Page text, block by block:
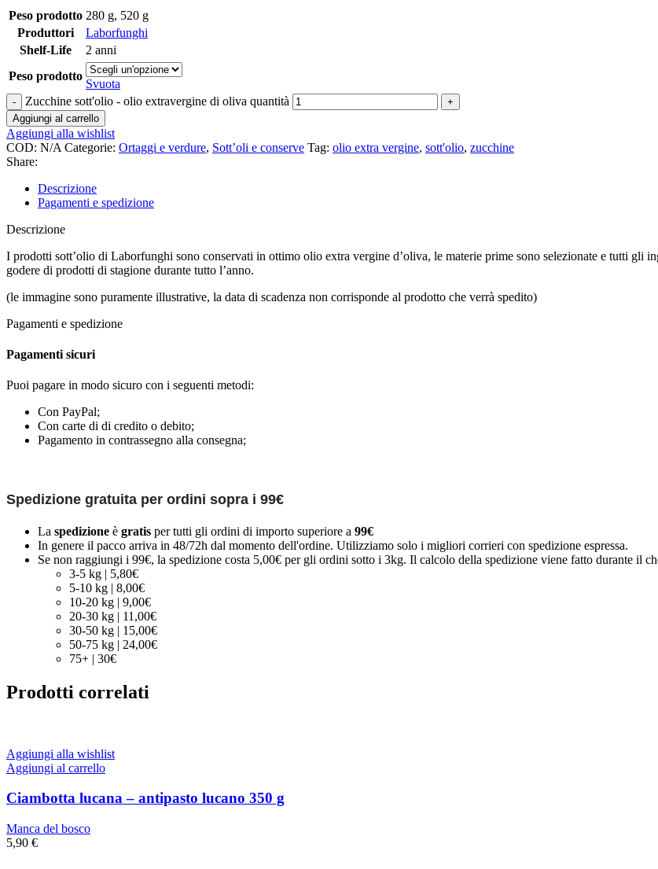
Peso prodotto 280 g, 520 g
Produttori
Laborfunghi
Shelf-Life
2 anni
Peso prodotto
Svuota
Zucchine sott'olio - olio extravergine di oliva quantità
Aggiungi al carrello
Aggiungi alla wishlist
COD: N/A Categorie: Ortaggi e verdure, Sott’oli e conserve Tag: olio extra vergine, sott'olio, zucchine
Share:
Descrizione
Pagamenti e spedizione
Descrizione
I prodotti sott’olio di Laborfunghi sono conservati in ottimo olio extra vergine d’oliva, le materie prime sono selezionate e tutti gli
godere di prodotti di stagione durante tutto l’anno.
(le immagine sono puramente illustrative, la data di scadenza non corrisponde al prodotto che verrà spedito)
Pagamenti e spedizione
Pagamenti sicuri
Puoi pagare in modo sicuro con i seguenti metodi:
Con PayPal;
Con carte di di credito o debito;
Pagamento in contrassegno alla consegna;
Spedizione gratuita per ordini sopra i 99€
La spedizione è gratis per tutti gli ordini di importo superiore a 99€
In genere il pacco arriva in 48/72h dal momento dell'ordine. Utilizziamo solo i migliori corrieri con spedizione espressa.
Se non raggiungi i 99€, la spedizione costa 5,00€ per gli ordini sotto i 3kg. Il calcolo della spedizione viene fatto durante il
3-5 kg | 5,80€
5-10 kg | 8,00€
10-20 kg | 9,00€
20-30 kg | 11,00€
30-50 kg | 15,00€
50-75 kg | 24,00€
75+ | 30€
Prodotti correlati
Aggiungi alla wishlist
Aggiungi al carrello
Ciambotta lucana – antipasto lucano 350 g
Manca del bosco
5,90 €